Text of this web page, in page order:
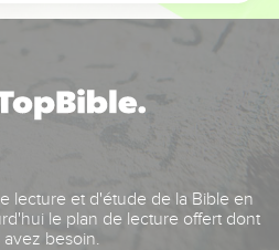
lecture et d'étude de la Bible en
le plan de lecture offert dont
besoin.